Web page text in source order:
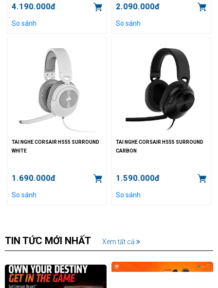
4.190.000đ
So sánh
2.090.000đ
So sánh
TAI NGHE CORSAIR HS55 SURROUND
WHITE
1.690.000đ
So sánh
TAI NGHE CORSAIR HS55 SURROUND
CARBON
1.590.000đ
So sánh
TIN TỨC MỚI NHẤT Xem tất cả